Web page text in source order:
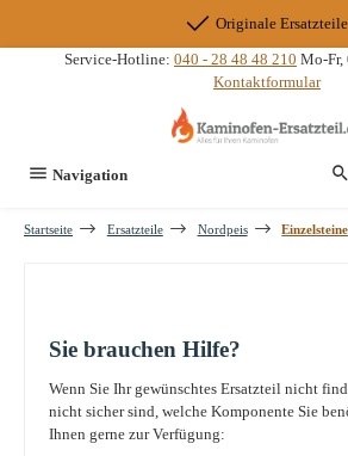
Originale Ersatzteile
Service-Hotline: 040 - 28 48 48 210 Mo-Fr,
Kontaktformular
Navigation
Startseite Ersatzteile Nordpeis Einzelsteine
Sie brauchen Hilfe?
Wenn Sie Ihr gewünschtes Ersatzteil nicht
nicht sicher sind, welche Komponente Sie
Ihnen gerne zur Verfügung: